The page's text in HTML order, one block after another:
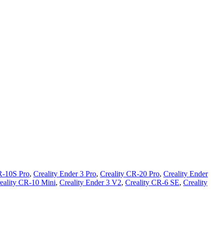
10S Pro, Creality Ender 3 Pro, Creality CR-20 Pro, Creality Ender
CR-10 Mini, Creality Ender 3 V2, Creality CR-6 SE, Creality